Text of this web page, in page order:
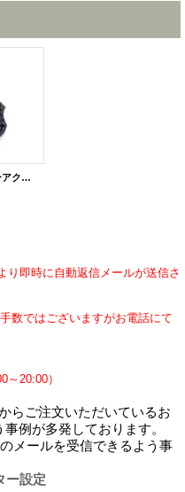
アークシルバーアクセサリーズ/[馬蹄ネックレス]シャドウクロス ホースシューペンダント（アメジスト） メンズ シルバーペンダント
り即時に自動返信メールが送信さ
数ではございますがお電話にて
～20:00）
らご注文いただいているお
例が多発しております。
メールを受信できるよう事
ー設定